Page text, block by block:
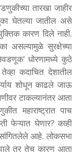
तारखा जाहीर
घेतल्या जातील असे
कारण दिले नाही.
असल्यामुळे सुरक्षेच्या
धोरणामध्ये कुठे
कदाचित देशातील
शोधून काढले जाऊ
टाकल्यानंतर आता
महाराष्ट्रात पाच
फेऱ्यात घेणार? काही
सांगितलेले आहे. लोकसभा
तर तेच कारण आता